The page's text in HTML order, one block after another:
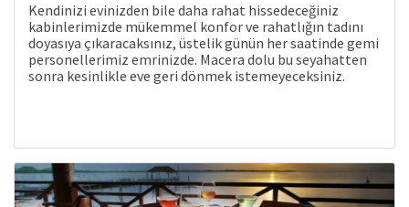
Kendinizi evinizden bile daha rahat hissedeceğiniz
kabinlerimizde mükemmel konfor ve rahatlığın tadını
doyasıya çıkaracaksınız, üstelik günün her saatinde gemi
personellerimiz emrinizde. Macera dolu bu seyahatten
sonra kesinlikle eve geri dönmek istemeyeceksiniz.